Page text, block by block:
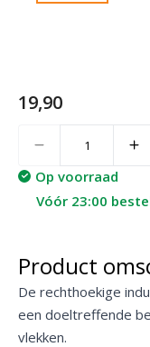
19,90
Op voorraad
Vóór 23:00
Product
De rechthoekige
een doeltreffende
vlekken.